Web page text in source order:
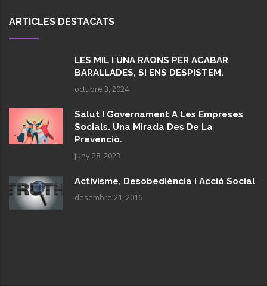
ARTICLES DESTACATS
LES MIL I UNA RAONS PER ACABAR
BARALLADES, SI ENS DESPISTEM.
octubre 3, 2024
Salut I Governament A Les Empreses
Socials. Una Mirada Des De La
Prevenció.
juny 28, 2023
Activisme, Desobediència I Acció Social
desembre 21, 2016